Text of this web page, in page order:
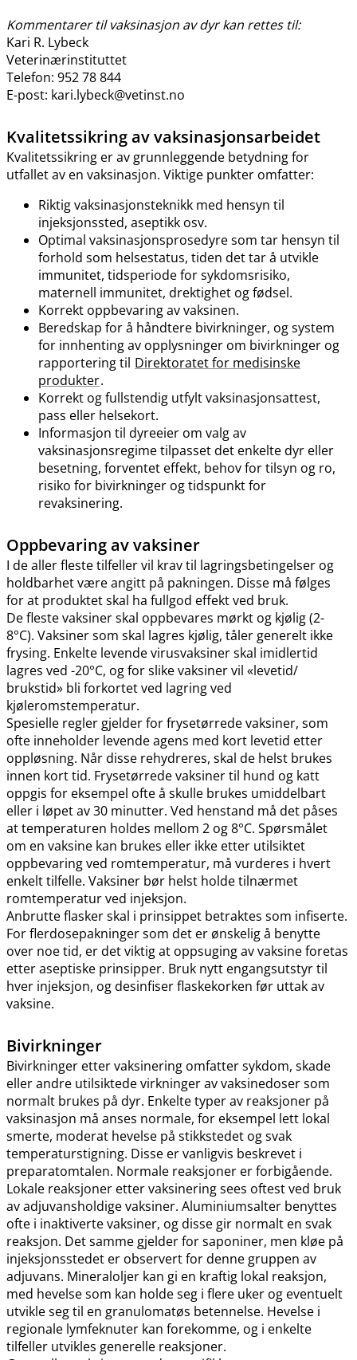
Kommentarer til vaksinasjon av dyr kan rettes til:
Kari R. Lybeck
Veterinærinstituttet
Telefon: 952 78 844
E-post: kari.lybeck@vetinst.no
Kvalitetssikring av vaksinasjonsarbeidet
Kvalitetssikring er av grunnleggende betydning for
utfallet av en vaksinasjon. Viktige punkter omfatter:
Riktig vaksinasjonsteknikk med hensyn til
injeksjonssted, aseptikk osv.
Optimal vaksinasjonsprosedyre som tar hensyn til
forhold som helsestatus, tiden det tar å utvikle
immunitet, tidsperiode for sykdomsrisiko,
maternell immunitet, drektighet og fødsel.
Korrekt oppbevaring av vaksinen.
Beredskap for å håndtere bivirkninger, og system
for innhenting av opplysninger om bivirkninger og
rapportering til Direktoratet for medisinske
produkter.
Korrekt og fullstendig utfylt vaksinasjonsattest,
pass eller helsekort.
Informasjon til dyreeier om valg av
vaksinasjonsregime tilpasset det enkelte dyr eller
besetning, forventet effekt, behov for tilsyn og ro,
risiko for bivirkninger og tidspunkt for
revaksinering.
Oppbevaring av vaksiner
I de aller fleste tilfeller vil krav til lagringsbetingelser og
holdbarhet være angitt på pakningen. Disse må følges
for at produktet skal ha fullgod effekt ved bruk.
De fleste vaksiner skal oppbevares mørkt og kjølig (2-
8°C). Vaksiner som skal lagres kjølig, tåler generelt ikke
frysing. Enkelte levende virusvaksiner skal imidlertid
lagres ved -20°C, og for slike vaksiner vil «levetid​/​
brukstid» bli forkortet ved lagring ved
kjøleromstemperatur.
Spesielle regler gjelder for frysetørrede vaksiner, som
ofte inneholder levende agens med kort levetid etter
oppløsning. Når disse rehydreres, skal de helst brukes
innen kort tid. Frysetørrede vaksiner til hund og katt
oppgis for eksempel ofte å skulle brukes umiddelbart
eller i løpet av 30 minutter. Ved henstand må det påses
at temperaturen holdes mellom 2 og 8°C. Spørsmålet
om en vaksine kan brukes eller ikke etter utilsiktet
oppbevaring ved romtemperatur, må vurderes i hvert
enkelt tilfelle. Vaksiner bør helst holde tilnærmet
romtemperatur ved injeksjon.
Anbrutte flasker skal i prinsippet betraktes som infiserte.
For flerdosepakninger som det er ønskelig å benytte
over noe tid, er det viktig at oppsuging av vaksine foretas
etter aseptiske prinsipper. Bruk nytt engangsutstyr til
hver injeksjon, og desinfiser flaskekorken før uttak av
vaksine.
Bivirkninger
Bivirkninger etter vaksinering omfatter sykdom, skade
eller andre utilsiktede virkninger av vaksinedoser som
normalt brukes på dyr. Enkelte typer av reaksjoner på
vaksinasjon må anses normale, for eksempel lett lokal
smerte, moderat hevelse på stikkstedet og svak
temperaturstigning. Disse er vanligvis beskrevet i
preparatomtalen. Normale reaksjoner er forbigående.
Lokale reaksjoner etter vaksinering sees oftest ved bruk
av adjuvansholdige vaksiner. Aluminiumsalter benyttes
ofte i inaktiverte vaksiner, og disse gir normalt en svak
reaksjon. Det samme gjelder for saponiner, men kløe på
injeksjonsstedet er observert for denne gruppen av
adjuvans. Mineraloljer kan gi en kraftig lokal reaksjon,
med hevelse som kan holde seg i flere uker og eventuelt
utvikle seg til en granulomatøs betennelse. Hevelse i
regionale lymfeknuter kan forekomme, og i enkelte
tilfeller utvikles generelle reaksjoner.